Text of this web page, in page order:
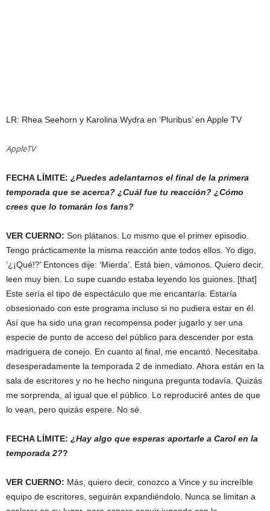
LR: Rhea Seehorn y Karolina Wydra en ‘Pluribus’ en Apple TV
AppleTV
FECHA LÍMITE: ¿Puedes adelantarnos el final de la primera
temporada que se acerca? ¿Cuál fue tu reacción? ¿Cómo
crees que lo tomarán los fans?
VER CUERNO: Son plátanos. Lo mismo que el primer episodio.
Tengo prácticamente la misma reacción ante todos ellos. Yo digo,
‘¿¡Qué!?’ Entonces dije: ‘Mierda’. Está bien, vámonos. Quiero decir,
leen muy bien. Lo supe cuando estaba leyendo los guiones. [that]
Este sería el tipo de espectáculo que me encantaría. Estaría
obsesionado con este programa incluso si no pudiera estar en él.
Así que ha sido una gran recompensa poder jugarlo y ser una
especie de punto de acceso del público para descender por esta
madriguera de conejo. En cuanto al final, me encantó. Necesitaba
desesperadamente la temporada 2 de inmediato. Ahora están en la
sala de escritores y no he hecho ninguna pregunta todavía. Quizás
me sorprenda, al igual que el público. Lo reproduciré antes de que
lo vean, pero quizás espere. No sé.
FECHA LÍMITE: ¿Hay algo que esperas aportarle a Carol en la
temporada 2??
VER CUERNO: Más, quiero decir, conozco a Vince y su increíble
equipo de escritores, seguirán expandiéndolo. Nunca se limitan a